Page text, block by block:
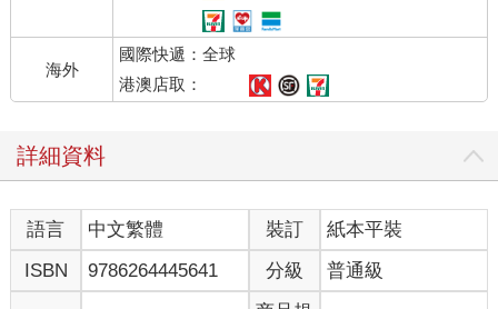
果醬選擇少的反而因容易選擇促成決策效率。把果醬換成品牌就
懂了，我們的心腦迴路沒辦法容納一大堆品牌，只有少數品牌能
進入我們的評選名單，因此同類品牌必須想方設法突出自己或壓
制對手，擠進評選名單。品牌的道理在於方便我們從眾多選擇中
放容量有限的心腦迴路中，規避選擇困難。
做品牌的道理？一句話說完：「獲得青睞，打進決賽」。舉個例
子，粗放畜牧業的牧場會在自家牛隻屁股上烙專屬火印，好在大
草原上辨識出哪些是自家的牛。那烙印便具備最簡單粗暴的品牌
效果。
海外
國際快遞：全球
港澳店取：
詳細資料
語言 中文繁體 裝訂
紙本平裝
ISBN
9786264445641 分級
普通級